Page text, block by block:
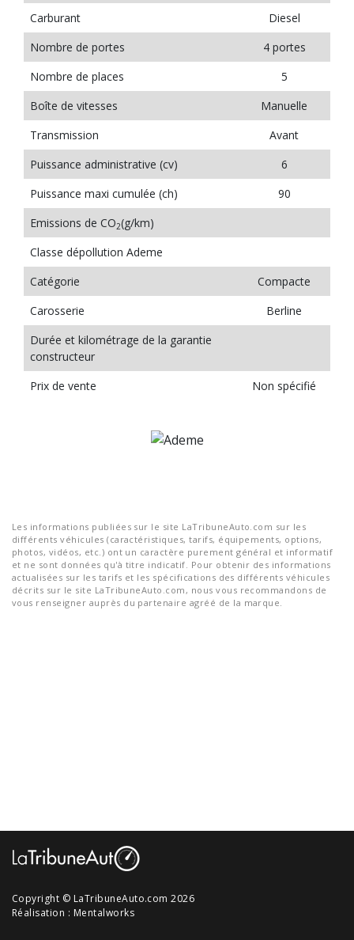
Carburant
Diesel
Nombre de portes
4 portes
Nombre de places
5
Boîte de vitesses
Manuelle
Transmission
Avant
Puissance administrative (cv)
6
Puissance maxi cumulée (ch)
90
Emissions de CO2(g/km)
Classe dépollution Ademe
Catégorie
Compacte
Carosserie
Berline
Durée et kilométrage de la garantie
constructeur
Prix de vente
Non spécifié
Les informations publiées sur le site LaTribuneAuto.com sur les
différents véhicules (caractéristiques, tarifs, équipements, options,
photos, vidéos, etc.) ont un caractère purement général et informatif
et ne sont données qu'à titre indicatif. Pour obtenir des informations
actualisées sur les tarifs et les spécifications des différents véhicules
décrits sur le site LaTribuneAuto.com, nous vous recommandons de
vous renseigner auprès du partenaire agréé de la marque.
Copyright © LaTribuneAuto.com 2026
Réalisation : Mentalworks